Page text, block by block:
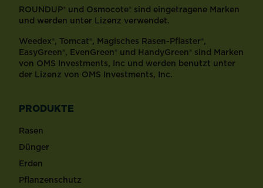
ROUNDUP® und Osmocote® sind eingetragene Marken
und werden unter Lizenz verwendet.
Weedex®, Tomcat®, Magisches Rasen-Pflaster®,
EasyGreen®, EvenGreen® und HandyGreen® sind Marken
von OMS Investments, Inc und werden benutzt unter
der Lizenz von OMS Investments, Inc.
PRODUKTE
Rasen
Dünger
Erden
Pflanzenschutz